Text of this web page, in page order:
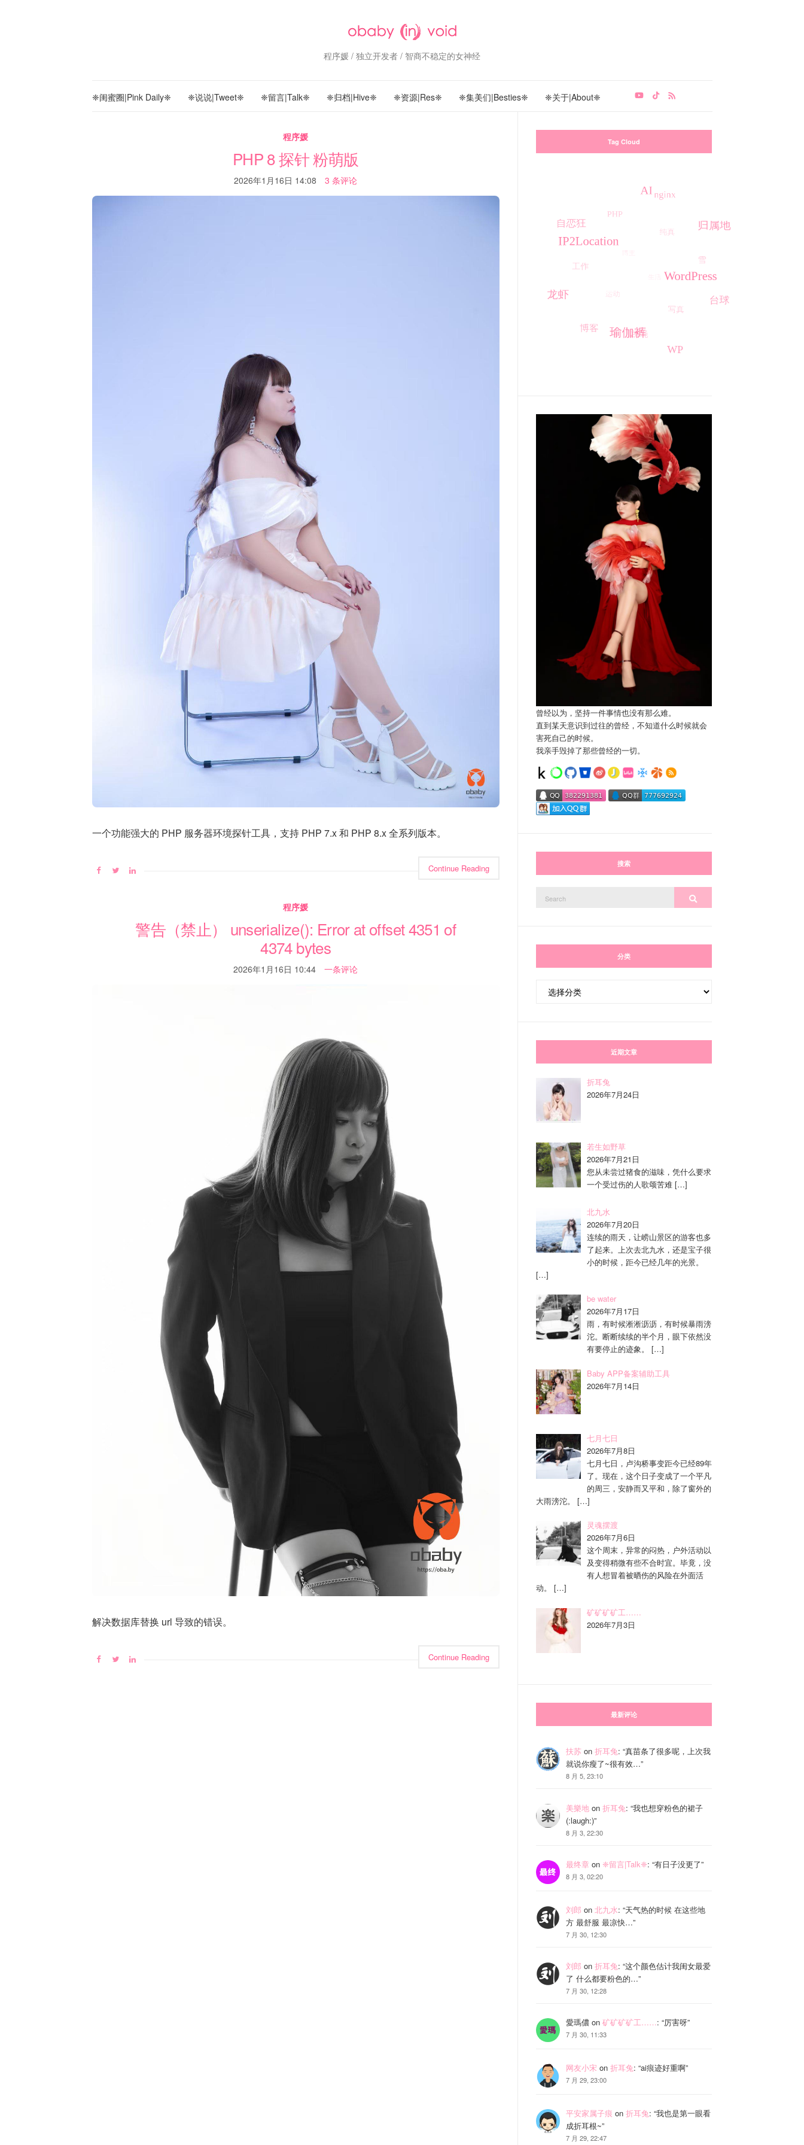
程序媛 / 独立开发者 / 智商不稳定的女神经
❈闺蜜圈|Pink Daily❈ ❈说说|Tweet❈ ❈留言|Talk❈ ❈归档|Hive❈ ❈资源|Res❈ ❈集美们|Besties❈ ❈关于|About❈
程序媛
PHP 8 探针 粉萌版
2026年1月16日 14:08 3 条评论
一个功能强大的 PHP 服务器环境探针工具，支持 PHP 7.x 和 PHP 8.x 全系列版本。
Continue Reading
程序媛
警告（禁止） unserialize(): Error at offset 4351 of
4374 bytes
2026年1月16日 10:44 一条评论
解决数据库替换 url 导致的错误。
Continue Reading
Tag Cloud
曾经以为，坚持一件事情也没有那么难。
直到某天意识到过往的曾经，不知道什么时候就会
害死自己的时候。
我亲手毁掉了那些曾经的一切。
搜索
分类
近期文章
折耳兔
2026年7月24日
若生如野草
2026年7月21日
您从未尝过猪食的滋味，凭什么要求
一个受过伤的人歌颂苦难[…]
北九水
2026年7月20日
连续的雨天，让崂山景区的游客也多
了起来。上次去北九水，还是宝子很
小的时候，距今已经几年的光景。
[…]
be water
2026年7月17日
雨，有时候淅淅沥沥，有时候暴雨滂
沱。断断续续的半个月，眼下依然没
有要停止的迹象。
[…]
Baby APP备案辅助工具
2026年7月14日
七月七日
2026年7月8日
七月七日，卢沟桥事变距今已经89年
了。现在，这个日子变成了一个平凡
的周三，安静而又平和，除了窗外的
大雨滂沱。
[…]
灵魂摆渡
2026年7月6日
这个周末，异常的闷热，户外活动以
及变得稍微有些不合时宜。毕竟，没
有人想冒着被晒伤的风险在外面活
动。
[…]
矿矿矿矿工……
2026年7月3日
最新评论
扶苏on 折耳兔: “真苗条了很多呢，上次我
就说你瘦了~很有效…”
8 月 5, 23:10
美樂地on 折耳兔: “我也想穿粉色的裙子
(:laugh:)”
8 月 3, 22:30
最终章 on ❈留言|Talk❈: “有日子没更了”
8 月 3, 02:20
刘郎 on 北九水: “天气热的时候 在这些地
方 最舒服 最凉快…”
7 月 30, 12:30
刘郎 on 折耳兔: “这个颜色估计我闺女最爱
了 什么都要粉色的…”
7 月 30, 12:28
愛瑪儂on 矿矿矿矿工……: “厉害呀”
7 月 30, 11:33
网友小宋 on 折耳兔: “ai痕迹好重啊”
7 月 29, 23:00
平安家属子痕 on 折耳兔: “我也是第一眼看
成折耳根~”
7 月 29, 22:47